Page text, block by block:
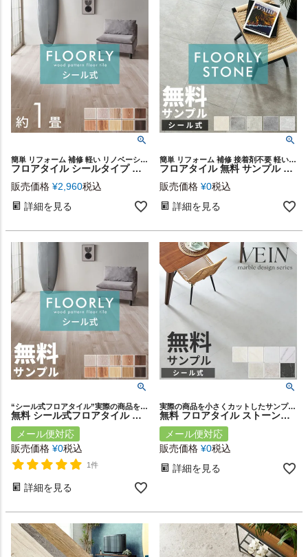
簡単 リフォーム 補修 軽い リノベーション 店舗 カフェ レストラン オフィス 土足 可能 OK 接着剤不要 オーク チーク リビング ダイニング 寝室 ベッドルーム トイレ スタイリッシュ
フロアタイル シールタイプ 床材 12枚セット 約 1畳 ブラウン ベージュ 木目調 フローリング タイル マット カーペット 床 フロア ナチュラル フロアシート 低コスト 耐久性 耐水性 シール 貼るだけ 接着剤 おしゃれ 北欧 リゾート インテリア DIY 西海岸 [set12-85001]
販売価格 ¥2,960税込
詳細を見る
簡単 リフォーム 補修 接着剤不要 軽い 店舗 リノベーション 子供 汚れ防止 カフェ レストラン オフィス 玄関 土足OK リビング ダイニング 寝室 トイレ スタイリッシュ 土足対応 土間
フロアタイル 無料 サンプル シール式 大理石 薄型 フロアマット 薄い シールタイプ 正方形 石目 軽い フローリング タイル 貼るだけ マット カーペット 床 傷防止 犬 フロアシート 石 低コスト 耐久性 軽量 模様替え おしゃれ 北欧 インテリア DIY 西海岸 [85002-sample]
販売価格 ¥0税込
詳細を見る
“シール式フロアタイル”実際の商品を小さくカットしたサンプルをメール便でお届け♪ フローリング DIY 床 賃貸 簡単 床材 フローリング
無料 シール式フロアタイル サンプル 床材 フローリングカーペット DIY 床 ウッドカーペット ビニールフロア ウッドタイル 床タイル かーぺっと おしゃれ マット [85001-sample]
メール便対応
販売価格 ¥0税込
1件
詳細を見る
実際の商品を小さくカットしたサンプルをメール便でお届け♪
無料 フロアタイル ストーン調 接着剤付き 貼るだけ シール 接着タイプ サンプル VEIN ベイン 天然石風 大理石風 シート タイル フロア フロアー マット インテリア DIY 模様替え リフォーム 簡単 リゾート [84252-sample]
メール便対応
販売価格 ¥0税込
詳細を見る